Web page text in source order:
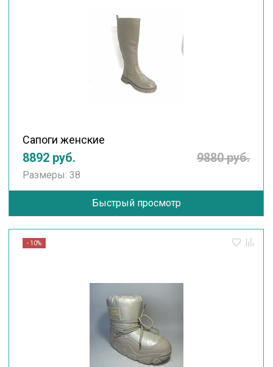
Сапоги женские
8892 руб. 9880 руб.
Размеры: 38
Быстрый просмотр
- 10%